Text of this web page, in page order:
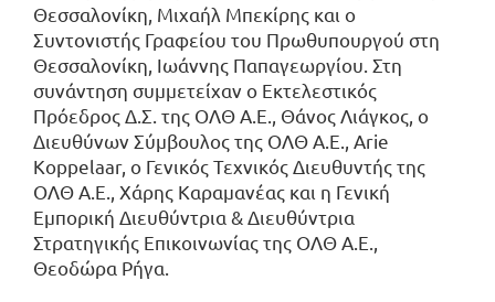
Θεσσαλονίκη, Μιχαήλ Μπεκίρης και ο
Συντονιστής Γραφείου του Πρωθυπουργού στη
Θεσσαλονίκη, Ιωάννης Παπαγεωργίου. Στη
συνάντηση συμμετείχαν ο Εκτελεστικός
Πρόεδρος Δ.Σ. της ΟΛΘ Α.Ε., Θάνος Λιάγκος, ο
Διευθύνων Σύμβουλος της ΟΛΘ Α.Ε., Arie
Koppelaar, ο Γενικός Τεχνικός Διευθυντής της
ΟΛΘ Α.Ε., Χάρης Καραμανέας και η Γενική
Εμπορική Διευθύντρια & Διευθύντρια
Στρατηγικής Επικοινωνίας της ΟΛΘ Α.Ε.,
Θεοδώρα Ρήγα.